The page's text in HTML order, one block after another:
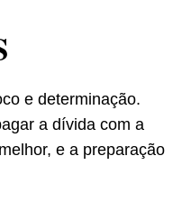
e determinação.
a dívida com a
e a preparação